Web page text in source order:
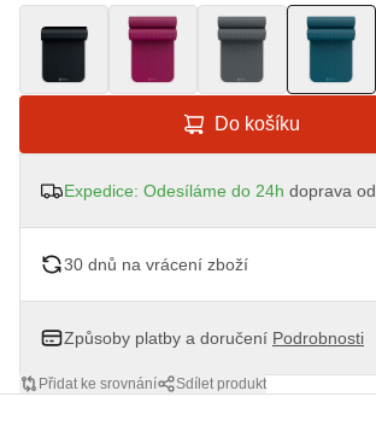
Do košíku
Expedice: Odesíláme do 24h doprava od
30 dnů na vrácení zboží
Způsoby platby a doručení Podrobnosti
Přidat ke srovnání Sdílet produkt